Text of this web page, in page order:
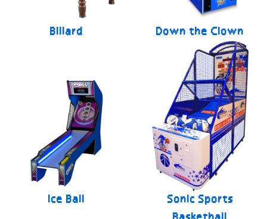
Billard Down the Clown
Ice Ball
Sonic Sports